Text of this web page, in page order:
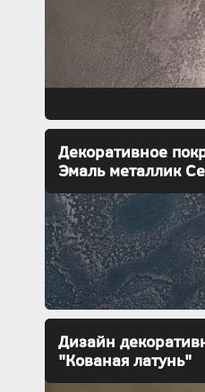
Декоративное
Эмаль металлик
Дизайн
"Кованая латунь"